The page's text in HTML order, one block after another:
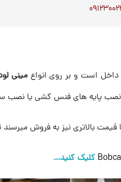
داخل است و بر روی انواعمینی
نصب پایه های فنس کشی یا نصب
قیمت بالاتری نیز به فروش
کلیک کنید…